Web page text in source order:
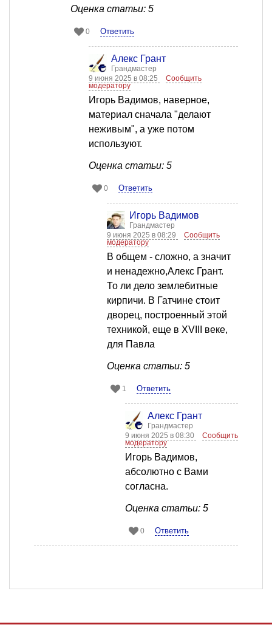
Оценка статьи: 5
0 Ответить
Алекс Грант
Грандмастер
9 июня 2025 в 08:25
Сообщить
модератору
Игорь Вадимов, наверное,
материал сначала "делают
неживым", а уже потом
используют.
Оценка статьи: 5
0 Ответить
Игорь Вадимов
Грандмастер
9 июня 2025 в 08:29
Сообщить
модератору
В общем - сложно, а значит
и ненадежно,Алекс Грант.
То ли дело землебитные
кирпичи. В Гатчине стоит
дворец, построенный этой
техникой, еще в XVIII веке,
для Павла
Оценка статьи: 5
1 Ответить
Алекс Грант
Грандмастер
9 июня 2025 в 08:30
Сообщить
модератору
Игорь Вадимов,
абсолютно с Вами
согласна.
Оценка статьи: 5
0 Ответить